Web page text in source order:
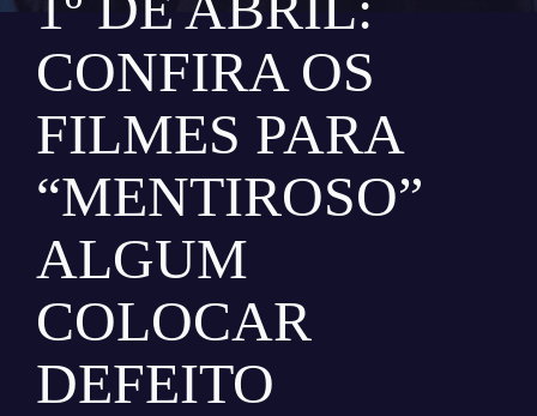
CONFIRA OS
FILMES PARA
“MENTIROSO”
ALGUM
COLOCAR
DEFEITO